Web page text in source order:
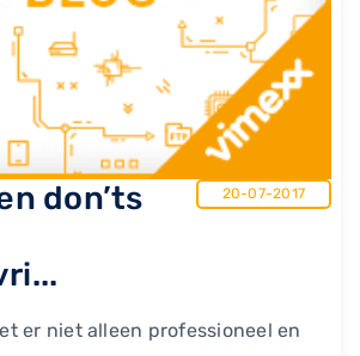
don’ts
20-07-2017
er niet alleen professioneel en